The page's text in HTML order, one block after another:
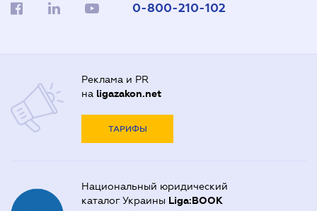
0-800-210-102
Реклама и PR
на ligazakon.net
ТАРИФЫ
Национальный юридический
каталог Украины Liga:BOOK